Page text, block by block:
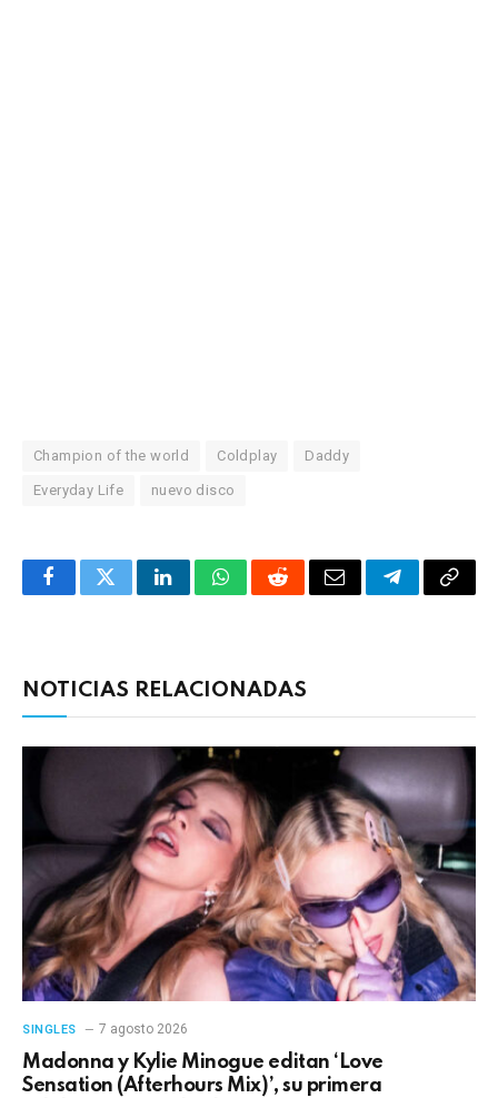
Champion of the world Coldplay Daddy
Everyday Life nuevo disco
FacebookTwitterLinkedInWhatsAppRedditCorreoTelegrama
NOTICIAS RELACIONADAS
SINGLES 7 agosto 2026
Madonna y Kylie Minogue editan ‘Love
Sensation (Afterhours Mix)’, su primera